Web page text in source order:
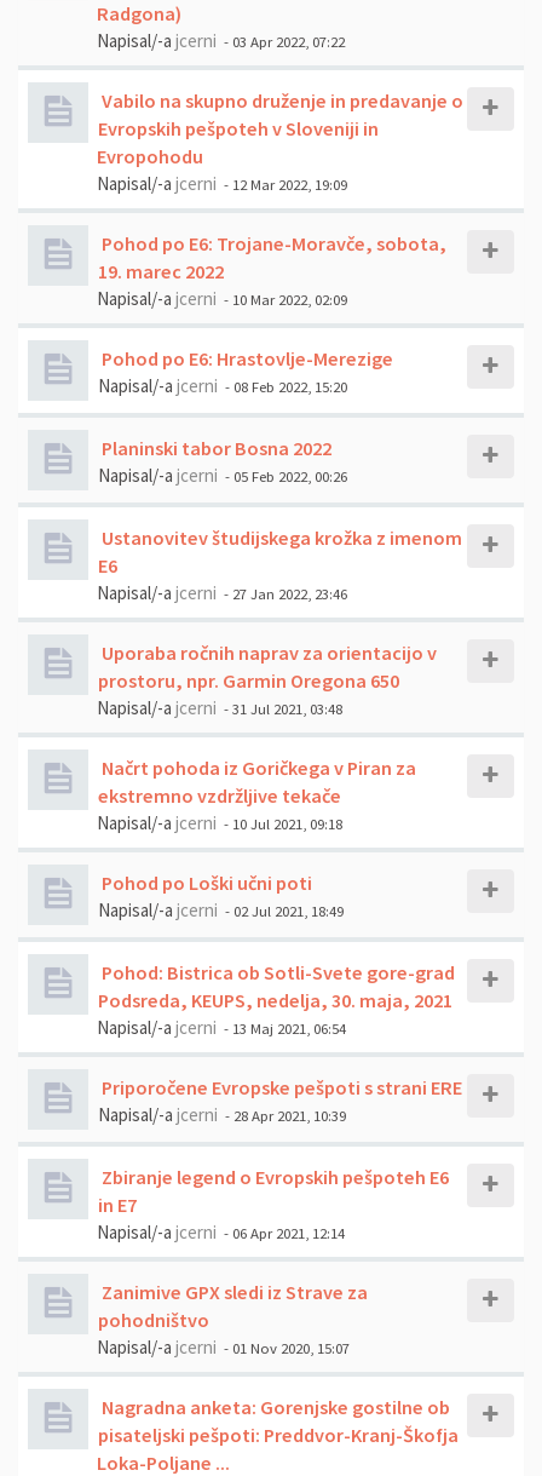
Radgona)
Napisal/-a jcerni - 03 Apr 2022, 07:22
Vabilo na skupno druženje in predavanje o
Evropskih pešpoteh v Sloveniji in
Evropohodu
Napisal/-a jcerni - 12 Mar 2022, 19:09
Pohod po E6: Trojane-Moravče, sobota,
19. marec 2022
Napisal/-a jcerni - 10 Mar 2022, 02:09
Pohod po E6: Hrastovlje-Merezige
Napisal/-a jcerni - 08 Feb 2022, 15:20
Planinski tabor Bosna 2022
Napisal/-a jcerni - 05 Feb 2022, 00:26
Ustanovitev študijskega krožka z imenom
E6
Napisal/-a jcerni - 27 Jan 2022, 23:46
Uporaba ročnih naprav za orientacijo v
prostoru, npr. Garmin Oregona 650
Napisal/-a jcerni - 31 Jul 2021, 03:48
Načrt pohoda iz Goričkega v Piran za
ekstremno vzdržljive tekače
Napisal/-a jcerni - 10 Jul 2021, 09:18
Pohod po Loški učni poti
Napisal/-a jcerni - 02 Jul 2021, 18:49
Pohod: Bistrica ob Sotli-Svete gore-grad
Podsreda, KEUPS, nedelja, 30. maja, 2021
Napisal/-a jcerni - 13 Maj 2021, 06:54
Priporočene Evropske pešpoti s strani ERE
Napisal/-a jcerni - 28 Apr 2021, 10:39
Zbiranje legend o Evropskih pešpoteh E6
in E7
Napisal/-a jcerni - 06 Apr 2021, 12:14
Zanimive GPX sledi iz Strave za
pohodništvo
Napisal/-a jcerni - 01 Nov 2020, 15:07
Nagradna anketa: Gorenjske gostilne ob
pisateljski pešpoti: Preddvor-Kranj-Škofja
Loka-Poljane ...